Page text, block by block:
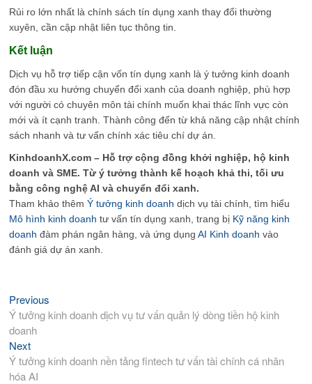
Rủi ro lớn nhất là chính sách tín dụng xanh thay đổi thường
xuyên, cần cập nhật liên tục thông tin.
Kết luận
Dịch vụ hỗ trợ tiếp cận vốn tín dụng xanh là ý tưởng kinh doanh
đón đầu xu hướng chuyển đổi xanh của doanh nghiệp, phù hợp
với người có chuyên môn tài chính muốn khai thác lĩnh vực còn
mới và ít cạnh tranh. Thành công đến từ khả năng cập nhật chính
sách nhanh và tư vấn chính xác tiêu chí dự án.
KinhdoanhX.com – Hỗ trợ cộng đồng khởi nghiệp, hộ kinh
doanh và SME. Từ ý tưởng thành kế hoạch khả thi, tối ưu
bằng công nghệ AI và chuyển đổi xanh.
Tham khảo thêmÝ tưởng kinh doanh dịch vụ tài chính, tìm hiểu
Mô hình kinh doanh tư vấn tín dụng xanh, trang bị Kỹ năng kinh
doanh đàm phán ngân hàng, và ứng dụngAI Kinh doanh vào
đánh giá dự án xanh.
Điều
hướng
bài
viết
Previous
post:
Ý tưởng kinh doanh dịch vụ tư vấn quản lý dòng tiền hộ kinh
doanh
NextNext
post:
Ý tưởng kinh doanh nền tảng fintech tư vấn tài chính cá nhân
hóa AI